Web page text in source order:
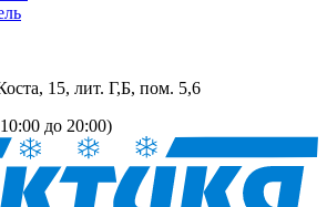
15, лит. Г,Б, пом. 5,6
до 20:00)